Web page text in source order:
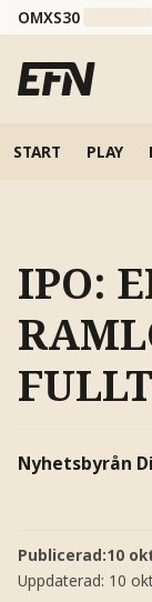
OMXS30
START PLAY
IPO:
Nyhetsbyrån
Publicerad:10
Uppdaterad: 10